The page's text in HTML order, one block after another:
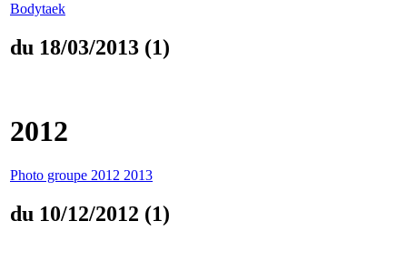
Bodytaek
du 18/03/2013 (1)
2012
Photo groupe 2012 2013
du 10/12/2012 (1)